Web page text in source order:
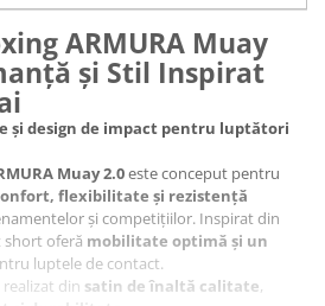
ARMURA Muay
și Stil Inspirat
și design de impact pentru luptători
Muay 2.0este conceput pentru
flexibilitate și rezistență
și competițiilor. Inspirat din
short oferă mobilitate optimă și un
luptele de contact.
realizat din satin de înaltă calitate,